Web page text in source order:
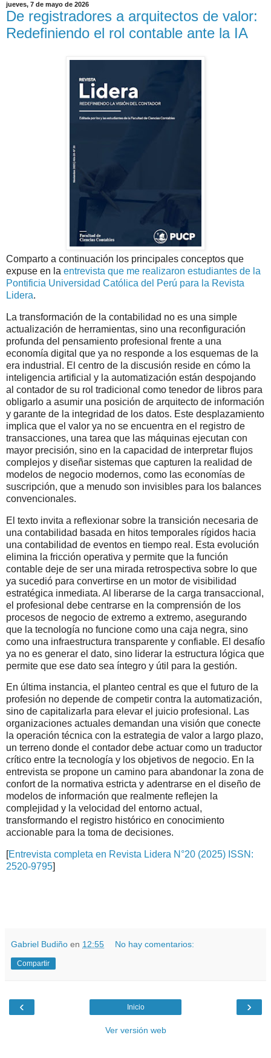
jueves, 7 de mayo de 2026
De registradores a arquitectos de valor:
Redefiniendo el rol contable ante la IA
Comparto a continuación los principales conceptos que
expuse en la entrevista que me realizaron estudiantes de la
Pontificia Universidad Católica del Perú para la Revista
Lidera.
La transformación de la contabilidad no es una simple
actualización de herramientas, sino una reconfiguración
profunda del pensamiento profesional frente a una
economía digital que ya no responde a los esquemas de la
era industrial. El centro de la discusión reside en cómo la
inteligencia artificial y la automatización están despojando
al contador de su rol tradicional como tenedor de libros para
obligarlo a asumir una posición de arquitecto de información
y garante de la integridad de los datos. Este desplazamiento
implica que el valor ya no se encuentra en el registro de
transacciones, una tarea que las máquinas ejecutan con
mayor precisión, sino en la capacidad de interpretar flujos
complejos y diseñar sistemas que capturen la realidad de
modelos de negocio modernos, como las economías de
suscripción, que a menudo son invisibles para los balances
convencionales.
El texto invita a reflexionar sobre la transición necesaria de
una contabilidad basada en hitos temporales rígidos hacia
una contabilidad de eventos en tiempo real. Esta evolución
elimina la fricción operativa y permite que la función
contable deje de ser una mirada retrospectiva sobre lo que
ya sucedió para convertirse en un motor de visibilidad
estratégica inmediata. Al liberarse de la carga transaccional,
el profesional debe centrarse en la comprensión de los
procesos de negocio de extremo a extremo, asegurando
que la tecnología no funcione como una caja negra, sino
como una infraestructura transparente y confiable. El desafío
ya no es generar el dato, sino liderar la estructura lógica que
permite que ese dato sea íntegro y útil para la gestión.
En última instancia, el planteo central es que el futuro de la
profesión no depende de competir contra la automatización,
sino de capitalizarla para elevar el juicio profesional. Las
organizaciones actuales demandan una visión que conecte
la operación técnica con la estrategia de valor a largo plazo,
un terreno donde el contador debe actuar como un traductor
crítico entre la tecnología y los objetivos de negocio. En la
entrevista se propone un camino para abandonar la zona de
confort de la normativa estricta y adentrarse en el diseño de
modelos de información que realmente reflejen la
complejidad y la velocidad del entorno actual,
transformando el registro histórico en conocimiento
accionable para la toma de decisiones.
[Entrevista completa en Revista Lidera N°20 (2025) ISSN:
2520-9795]
Gabriel Budiño en 12:55 No hay comentarios:
Compartir
‹ ›
Inicio
Ver versión web